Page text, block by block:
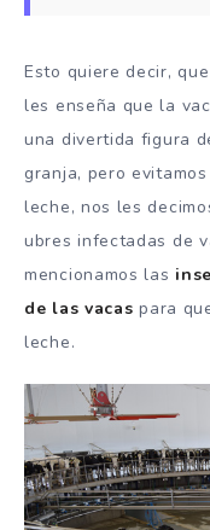
Esto quiere decir,
les enseña que la
una divertida figura
granja, pero
leche, nos les
ubres infectadas de
mencionamos las
de las vacas para
leche.